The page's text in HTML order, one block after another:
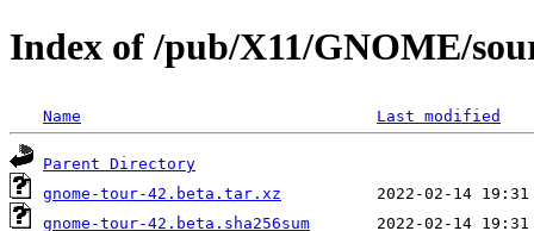
Index of /pub/X11/GNOME/
Name Last modified
Parent Directory
gnome-tour-42.beta.tar.xz
gnome-tour-42.beta.sha256sum